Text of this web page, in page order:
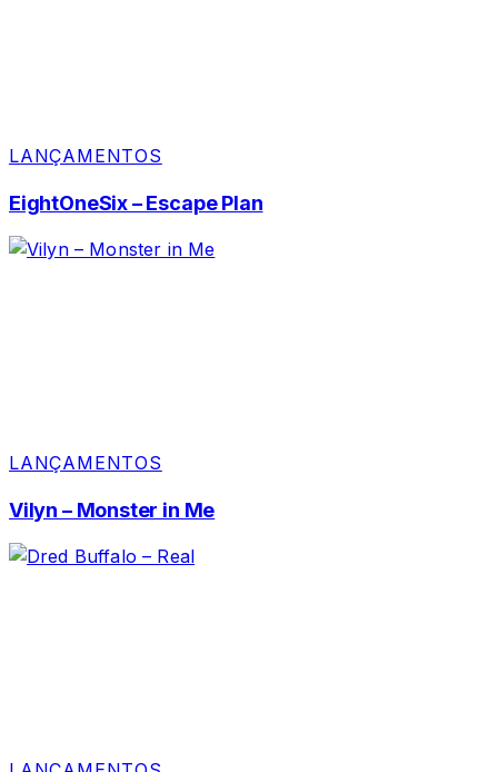
LANÇAMENTOS
EightOneSix – Escape Plan
LANÇAMENTOS
Vilyn – Monster in Me